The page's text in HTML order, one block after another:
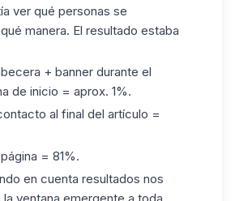
ver qué personas se
manera. El resultado estaba
+ banner durante el
de inicio = aprox. 1%.
al final del artículo =
= 81%.
en cuenta resultados nos
ventana emergente a toda